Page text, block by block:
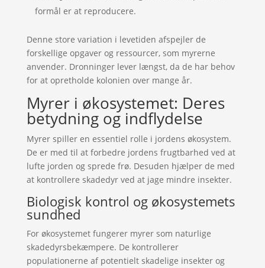
formål er at reproducere.
Denne store variation i levetiden afspejler de
forskellige opgaver og ressourcer, som myrerne
anvender. Dronninger lever længst, da de har behov
for at opretholde kolonien over mange år.
Myrer i økosystemet: Deres
betydning og indflydelse
Myrer spiller en essentiel rolle i jordens økosystem.
De er med til at forbedre jordens frugtbarhed ved at
lufte jorden og sprede frø. Desuden hjælper de med
at kontrollere skadedyr ved at jage mindre insekter.
Biologisk kontrol og økosystemets
sundhed
For økosystemet fungerer myrer som naturlige
skadedyrsbekæmpere. De kontrollerer
populationerne af potentielt skadelige insekter og